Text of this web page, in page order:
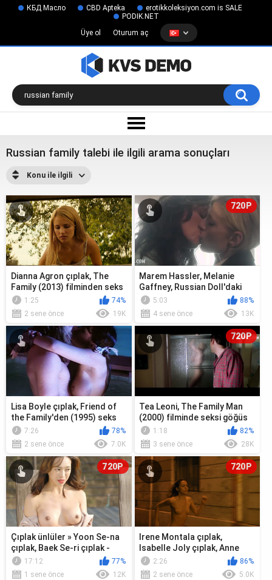
КБД Масло CBD Apteka
erotikkoleksiyon.com is SALE
PODIK.NET
Üye ol
Oturum aç
Russian family talebi ile ilgili arama sonuçları
Konu ile ilgili
Dianna Agron çıplak, The
Family (2013) filminden seks
sahnesi
1:25
74%
2 sene önce
19K
720P
Marem Hassler, Melanie
Gaffney, Russian Doll'daki
lezbiyen sahnesi
5:03
88%
4 sene önce
13K
Lisa Boyle çıplak, Friend of
the Family'den (1995) seks
sahnesi
7:26
78%
2 sene önce
7.0K
720P
Tea Leoni, The Family Man
(2000) filminde seksi göğüs
sahnesi
1:18
82%
3 sene önce
28K
720P
Çıplak ünlüler » Yoon Se-na
çıplak, Baek Se-ri çıplak -
Family Reconstruction
(2017)
17:12
77%
1 sene önce
12K
720P
Irene Montala çıplak,
Isabelle Joly çıplak, Anne
Steffens çıplak, Russian
Dolls (2...
2:26
86%
2 sene önce
5.0K